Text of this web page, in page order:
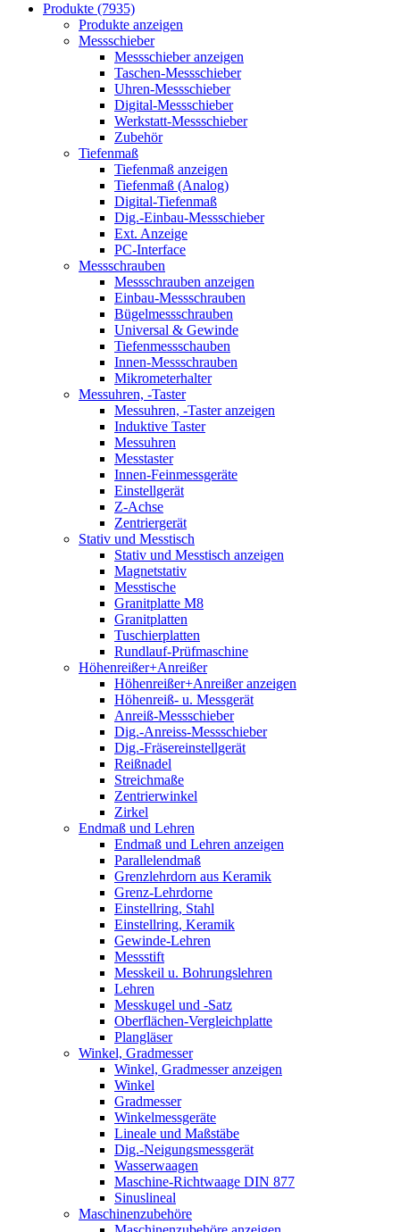
Produkte (7935)
Produkte anzeigen
Messschieber
Messschieber anzeigen
Taschen-Messschieber
Uhren-Messschieber
Digital-Messschieber
Werkstatt-Messschieber
Zubehör
Tiefenmaß
Tiefenmaß anzeigen
Tiefenmaß (Analog)
Digital-Tiefenmaß
Dig.-Einbau-Messschieber
Ext. Anzeige
PC-Interface
Messschrauben
Messschrauben anzeigen
Einbau-Messschrauben
Bügelmessschrauben
Universal & Gewinde
Tiefenmessschauben
Innen-Messschrauben
Mikrometerhalter
Messuhren, -Taster
Messuhren, -Taster anzeigen
Induktive Taster
Messuhren
Messtaster
Innen-Feinmessgeräte
Einstellgerät
Z-Achse
Zentriergerät
Stativ und Messtisch
Stativ und Messtisch anzeigen
Magnetstativ
Messtische
Granitplatte M8
Granitplatten
Tuschierplatten
Rundlauf-Prüfmaschine
Höhenreißer+Anreißer
Höhenreißer+Anreißer anzeigen
Höhenreiß- u. Messgerät
Anreiß-Messschieber
Dig.-Anreiss-Messschieber
Dig.-Fräsereinstellgerät
Reißnadel
Streichmaße
Zentrierwinkel
Zirkel
Endmaß und Lehren
Endmaß und Lehren anzeigen
Parallelendmaß
Grenzlehrdorn aus Keramik
Grenz-Lehrdorne
Einstellring, Stahl
Einstellring, Keramik
Gewinde-Lehren
Messstift
Messkeil u. Bohrungslehren
Lehren
Messkugel und -Satz
Oberflächen-Vergleichplatte
Plangläser
Winkel, Gradmesser
Winkel, Gradmesser anzeigen
Winkel
Gradmesser
Winkelmessgeräte
Lineale und Maßstäbe
Dig.-Neigungsmessgerät
Wasserwaagen
Maschine-Richtwaage DIN 877
Sinuslineal
Maschinenzubehöre